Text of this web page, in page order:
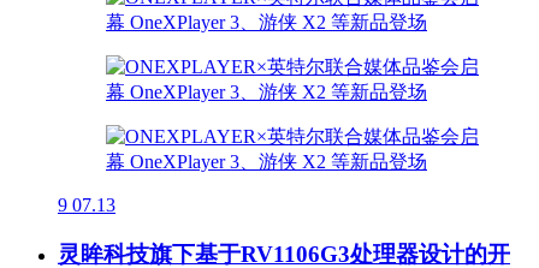
9 07.13
灵眸科技旗下基于RV1106G3处理器设计的开